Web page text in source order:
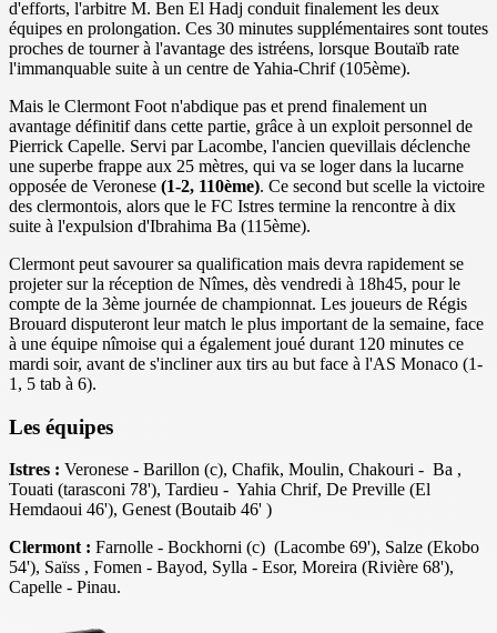
d'efforts, l'arbitre M. Ben El Hadj conduit finalement les deux
équipes en prolongation. Ces 30 minutes supplémentaires sont toutes
proches de tourner à l'avantage des istréens, lorsque Boutaïb rate
l'immanquable suite à un centre de Yahia-Chrif (105ème).
Mais le Clermont Foot n'abdique pas et prend finalement un
avantage définitif dans cette partie, grâce à un exploit personnel de
Pierrick Capelle. Servi par Lacombe, l'ancien quevillais déclenche
une superbe frappe aux 25 mètres, qui va se loger dans la lucarne
opposée de Veronese (1-2, 110ème). Ce second but scelle la victoire
des clermontois, alors que le FC Istres termine la rencontre à dix
suite à l'expulsion d'Ibrahima Ba (115ème).
Clermont peut savourer sa qualification mais devra rapidement se
projeter sur la réception de Nîmes, dès vendredi à 18h45, pour le
compte de la 3ème journée de championnat. Les joueurs de Régis
Brouard disputeront leur match le plus important de la semaine, face
à une équipe nîmoise qui a également joué durant 120 minutes ce
mardi soir, avant de s'incliner aux tirs au but face à l'AS Monaco (1-
1, 5 tab à 6).
Les équipes
Istres : Veronese - Barillon (c), Chafik, Moulin, Chakouri - Ba ,
Touati (tarasconi 78'), Tardieu - Yahia Chrif, De Preville (El
Hemdaoui 46'), Genest (Boutaib 46' )
Clermont : Farnolle - Bockhorni (c) (Lacombe 69'), Salze (Ekobo
54'), Saïss , Fomen - Bayod, Sylla - Esor, Moreira (Rivière 68'),
Capelle - Pinau.